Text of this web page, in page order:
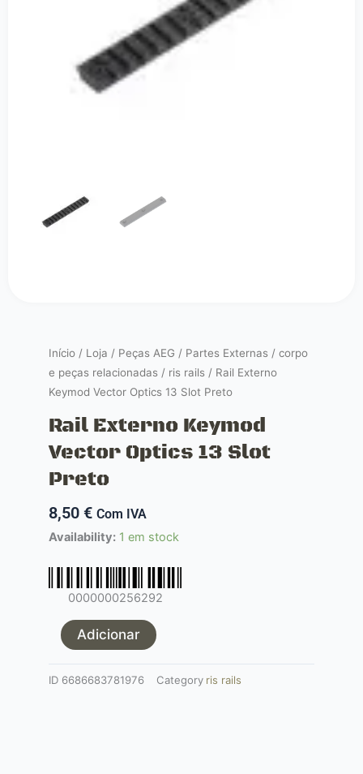
Início / Loja / Peças AEG / Partes Externas / corpo
e peças relacionadas / ris rails / Rail Externo
Keymod Vector Optics 13 Slot Preto
Rail Externo Keymod
Vector Optics 13 Slot
Preto
8,50 € Com IVA
Availability: 1 em stock
0000000256292
Quantidade
Externo
Vector
Optics
13
Adicionar
ID 6686683781976 Category ris rails